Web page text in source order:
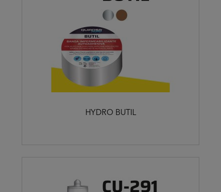
HYDRO BUTIL